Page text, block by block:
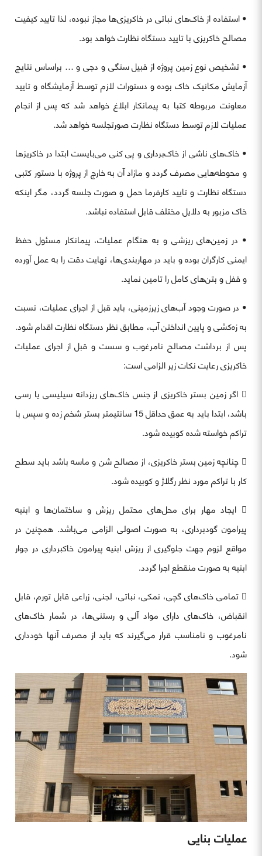
• استفاده از خاک‌های نباتی در خاکریزی‌ها مجاز نبوده، لذا تایید کیفیت
مصالح خاکریزی با تایید دستگاه نظارت خواهد بود.
• تشخیص نوع زمین پروژه از قبیل سنگی و دجی و … براساس نتایج
آزمایش مکانیک خاک بوده و دستورات لازم توسط آزمایشگاه و تایید
معاونت مربوطه کتبا به پیمانکار ابلاغ خواهد شد که پس از انجام
عملیات لازم توسط دستگاه نظارت صورتجلسه خواهد شد.
• خاک‌های ناشی از خاک‌برداری و پی کنی می‌بایست ابتدا در خاکریزها
و محوطه‌هایی مصرف گردد و مازاد آن به خارج از پروژه با دستور کتبی
دستگاه نظارت و تایید کارفرما حمل و صورت جلسه گردد، مگر اینکه
خاک مزبور به دلایل مختلف قابل استفاده نباشد.
• در زمین‌های ریزشی و به هنگام عملیات، پیمانکار مسئول حفظ
ایمنی کارگران بوده و باید در مهاربندی‌ها، نهایت دقت را به عمل آورده
و قفل و بتن‌های کامل را تامین نماید.
• در صورت وجود آب‌های زیرزمینی، باید قبل از اجرای عملیات، نسبت
به زه‌کشی و پایین انداختن آب، مطابق نظر دستگاه نظارت اقدام شود.
پس از برداشت مصالح نامرغوب و سست و قبل از اجرای عملیات
خاکریزی رعایت نکات زیر الزامی است:
 اگر زمین بستر خاکریزی از جنس خاک‌های ریزدانه سیلیسی یا رسی
باشد، ابتدا باید به عمق حداقل 15 سانتیمتر بستر شخم زده و سپس با
تراکم خواسته شده کوبیده شود.
 چنانچه زمین بستر خاکریزی، از مصالح شن و ماسه باشد باید سطح
کار با تراکم مورد نظر رگلاژ و کوبیده شود.
 ایجاد مهار برای محل‌های محتمل ریزش و ساختمان‌ها و ابنیه
پیرامون گودبرداری، به صورت اصولی الزامی می‌باشد. همچنین در
مواقع لزوم جهت جلوگیری از ریزش ابنیه پیرامون خاکبرداری در جوار
ابنیه به صورت منقطع اجرا گردد.
 تمامی خاک‌های گچی، نمکی، نباتی، لجنی، زراعی قابل تورم، قابل
انقباض، خاک‌های دارای مواد آلی و رستنی‌ها، در شمار خاک‌های
نامرغوب و نامناسب قرار می‌گیرند که باید از مصرف آنها خودداری
شود.
عملیات بنایی